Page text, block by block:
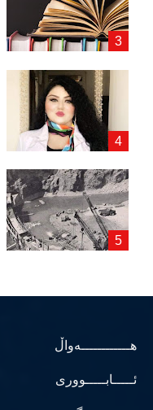
هــــــــــــەواڵ
ئـــــابـــــووری